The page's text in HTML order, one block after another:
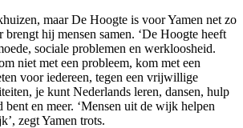
maar De Hoogte is voor Yamen net zo
brengt hij mensen samen. ‘De Hoogte heeft
sociale problemen en werkloosheid.
niet met een probleem, kom met een
voor iedereen, tegen een vrijwillige
je kunt Nederlands leren, dansen, hulp
bent en meer. ‘Mensen uit de wijk helpen
zegt Yamen trots.